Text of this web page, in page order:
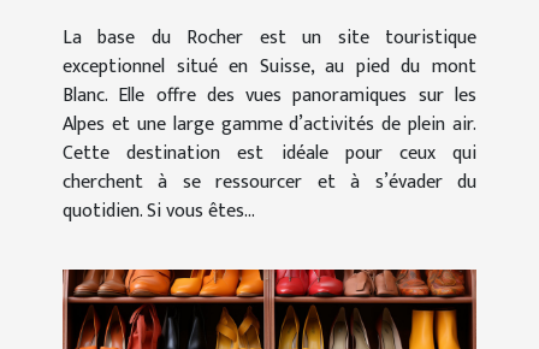
La base du Rocher est un site touristique
exceptionnel situé en Suisse, au pied du mont
Blanc. Elle offre des vues panoramiques sur les
Alpes et une large gamme d’activités de plein air.
Cette destination est idéale pour ceux qui
cherchent à se ressourcer et à s’évader du
quotidien. Si vous êtes...